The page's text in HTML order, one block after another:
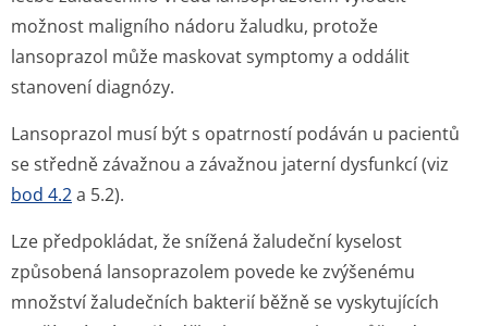
možnost maligního nádoru žaludku, protože
lansoprazol může maskovat symptomy a oddálit
stanovení diagnózy.
Lansoprazol musí být s opatrností podáván u pacientů
se středně závažnou a závažnou jaterní dysfunkcí (viz
bod 4.2a 5.2).
Lze předpokládat, že snížená žaludeční kyselost
způsobená lansoprazolem povede ke zvýšenému
množství žaludečních bakterií běžně se vyskytujících